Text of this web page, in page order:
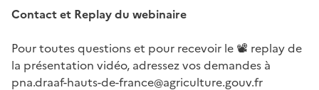
Contact et Replay du webinaire
Pour toutes questions et pour recevoir le 📽 replay de
la présentation vidéo, adressez vos demandes à
pna.draaf-hauts-de-france@agriculture.gouv.fr